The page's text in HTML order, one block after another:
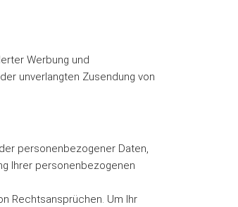
Werbung und
unverlangten Zusendung von
personenbezogener Daten,
Ihrer personenbezogenen
Rechtsansprüchen. Um Ihr